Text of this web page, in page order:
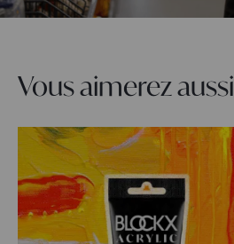
Vous aimerez aussi